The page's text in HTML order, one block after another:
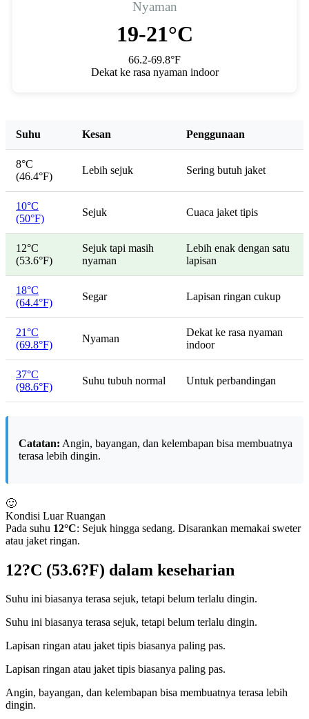
Nyaman
19-21°C
66.2-69.8°F
Dekat ke rasa nyaman indoor
Suhu Kesan Penggunaan
8°C
(46.4°F)
Lebih sejuk Sering butuh jaket
10°C
(50°F)
Sejuk Cuaca jaket tipis
12°C
(53.6°F)
Sejuk tapi masih
nyaman
Lebih enak dengan satu
lapisan
18°C
(64.4°F)
Segar Lapisan ringan cukup
21°C
(69.8°F)
Nyaman
Dekat ke rasa nyaman
indoor
37°C
(98.6°F)
Suhu tubuh normal Untuk perbandingan
Catatan: Angin, bayangan, dan kelembapan bisa membuatnya
terasa lebih dingin.
🙂
Kondisi Luar Ruangan
Pada suhu 12°C: Sejuk hingga sedang. Disarankan memakai sweter
atau jaket ringan.
12?C (53.6?F) dalam keseharian
Suhu ini biasanya terasa sejuk, tetapi belum terlalu dingin.
Suhu ini biasanya terasa sejuk, tetapi belum terlalu dingin.
Lapisan ringan atau jaket tipis biasanya paling pas.
Lapisan ringan atau jaket tipis biasanya paling pas.
Angin, bayangan, dan kelembapan bisa membuatnya terasa lebih
dingin.